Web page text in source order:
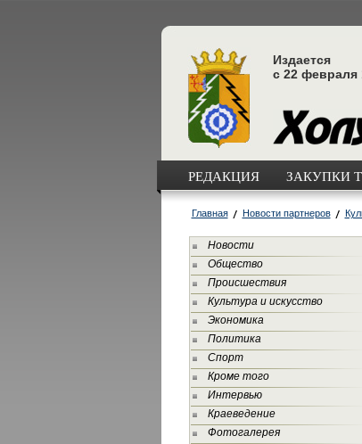
Издается
с 22 февраля
РЕДАКЦИЯ ЗАКУПКИ
Главная Новости партнеров
Новости
Общество
Происшествия
Культура и искусство
Экономика
Политика
Спорт
Кроме того
Интервью
Краеведение
Фотогалерея